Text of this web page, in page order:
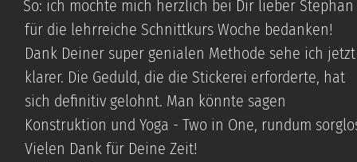
So: ich möchte mich herzlich bei Dir lieber Stephan
für die lehrreiche Schnittkurs Woche bedanken!
Dank Deiner super genialen Methode sehe ich jetzt
klarer. Die Geduld, die die Stickerei erforderte, hat
sich definitiv gelohnt. Man könnte sagen
Konstruktion und Yoga - Two in One, rundum
Vielen Dank für Deine Zeit!